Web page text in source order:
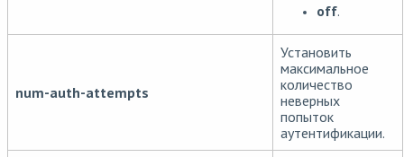
off.
num-auth-attempts
Установить
максимальное
количество
неверных
попыток
аутентификации.